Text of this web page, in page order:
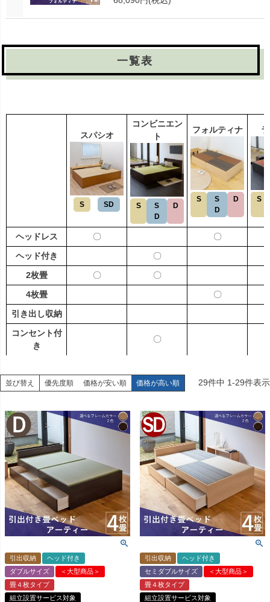
一覧表
スパシオ
S SD
コンビニエン
ト
S
S
D
D
フォルティナ
S
S
D
D S
ヘッドレス 〇
〇
ヘッド付き
〇
2枚畳
〇
〇
4枚畳
〇
引き出し収納
コンセント付
き
〇
並び替え 優先度順 価格が安い順 価格が高い順 29件中 1-29件表示
引出収納
ヘッド付き
ダブルサイズ
＜大型商品＞
畳４枚タイプ
組立設置サービス対象
引出収納
ヘッド付き
セミダブルサイズ
＜大型商品＞
畳４枚タイプ
組立設置サービス対象